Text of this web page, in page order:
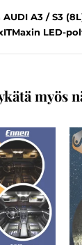
A3 / S3
LED-
myös